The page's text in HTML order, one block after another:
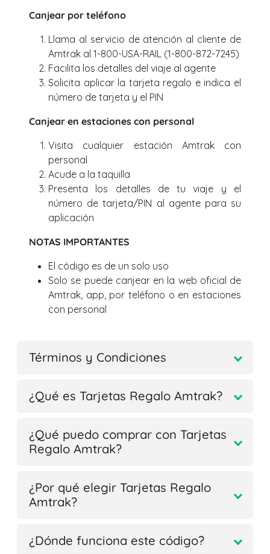
Canjear por teléfono
Llama al servicio de atención al cliente de
Amtrak al 1-800-USA-RAIL (1-800-872-7245)
Facilita los detalles del viaje al agente
Solicita aplicar la tarjeta regalo e indica el
número de tarjeta y el PIN
Canjear en estaciones con personal
Visita cualquier estación Amtrak con
personal
Acude a la taquilla
Presenta los detalles de tu viaje y el
número de tarjeta/PIN al agente para su
aplicación
NOTAS IMPORTANTES
El código es de un solo uso
Solo se puede canjear en la web oficial de
Amtrak, app, por teléfono o en estaciones
con personal
Términos y Condiciones
¿Qué es Tarjetas Regalo Amtrak?
¿Qué puedo comprar con Tarjetas
Regalo Amtrak?
¿Por qué elegir Tarjetas Regalo
Amtrak?
¿Dónde funciona este código?